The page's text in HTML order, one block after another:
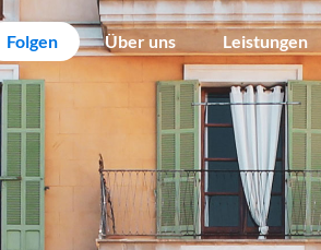
Folgen Über uns Leistungen